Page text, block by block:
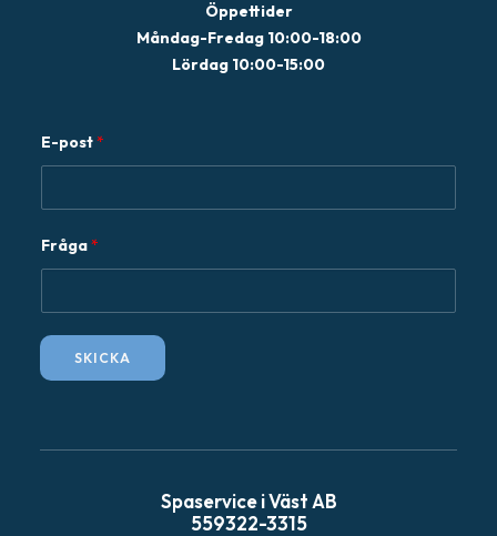
Öppettider
Måndag-Fredag 10:00-18:00
Lördag 10:00-15:00
E-post*
o
s
t
å
Fråga*
SKICKA
Spaservice i Väst AB
559322-3315